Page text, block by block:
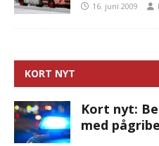
16. juni 2009
KORT NYT
Kort nyt:
med